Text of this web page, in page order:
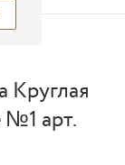
Круглая
№1 арт.